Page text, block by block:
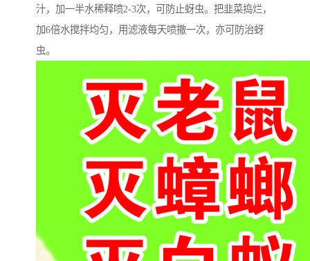
汁，加一半水稀释喷2-3次，可防止蚜虫。把韭菜捣烂，
加6倍水搅拌均匀，用滤液每天喷撒一次，亦可防治蚜
虫。